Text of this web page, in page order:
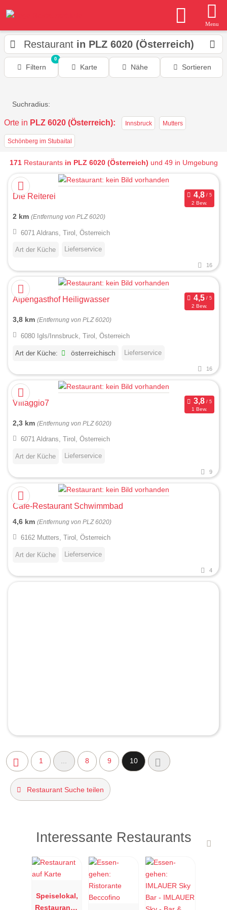
Menu
Restaurant in PLZ 6020 (Österreich)
Filtern
0
Karte Nähe Sortieren
Suchradius:
Orte in PLZ 6020 (Österreich): Innsbruck Mutters
Schönberg im Stubaital
171Restaurants in PLZ 6020 (Österreich) und 49 in Umgebung
Die Reiterei
2 Bew.
2 km (Entfernung von PLZ 6020)
6071 Aldrans, Tirol, Österreich
Art der Küche Lieferservice
16
Alpengasthof Heiligwasser
2 Bew.
3,8 km (Entfernung von PLZ 6020)
6080 Igls/Innsbruck, Tirol, Österreich
Art der Küche: österreichisch Lieferservice
16
Villaggio7
1 Bew.
2,3 km (Entfernung von PLZ 6020)
6071 Aldrans, Tirol, Österreich
Art der Küche Lieferservice
9
Cafe-Restaurant Schwimmbad
4,6 km (Entfernung von PLZ 6020)
6162 Mutters, Tirol, Österreich
Art der Küche Lieferservice
4
1 ... 8 9 10
Restaurant Suche teilen
Interessante Restaurants
Speiselokal,
Restaurant "